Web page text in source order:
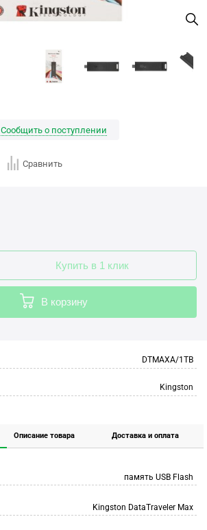
Сообщить о поступлении
Сравнить
Купить в 1 клик
В корзину
DTMAXA/1TB
Kingston
Описание товара Доставка и оплата
память USB Flash
Kingston DataTraveler Max